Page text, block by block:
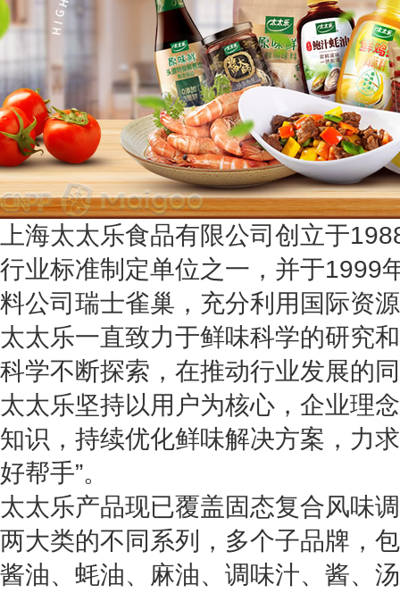
上海太太乐食品有限公司创立于
行业标准制定单位之一，并于1999
料公司瑞士雀巢，充分利用国际资
太太乐一直致力于鲜味科学的研究
科学不断探索，在推动行业发展的
太太乐坚持以用户为核心，企业理
知识，持续优化鲜味解决方案，力
好帮手”。
太太乐产品现已覆盖固态复合风味
两大类的不同系列，多个子品牌，
酱油、蚝油、麻油、调味汁、酱、